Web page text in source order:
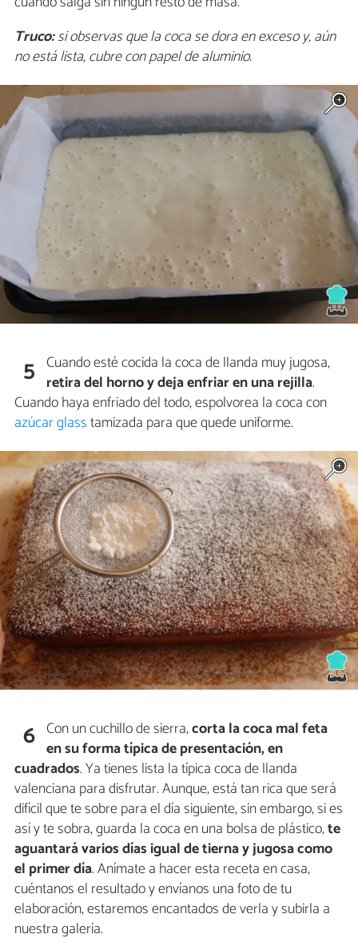
Truco:si observas que la coca se dora en exceso y, aún
no está lista, cubre con papel de aluminio.
5 Cuando esté cocida la coca de llanda muy jugosa,
retira del horno y deja enfriar en una rejilla.
Cuando haya enfriado del todo, espolvorea la coca con
azúcar glasstamizada para que quede uniforme.
6 Con un cuchillo de sierra,corta la coca mal feta
en su forma típica de presentación, en
cuadrados. Ya tienes lista la típica coca de llanda
valenciana para disfrutar. Aunque, está tan rica que será
difícil que te sobre para el día siguiente, sin embargo, si es
así y te sobra, guarda la coca en una bolsa de plástico,te
aguantará varios días igual de tierna y jugosa como
el primer día. Anímate a hacer esta receta en casa,
cuéntanos el resultado y envíanos una foto de tu
elaboración, estaremos encantados de verla y subirla a
nuestra galería.